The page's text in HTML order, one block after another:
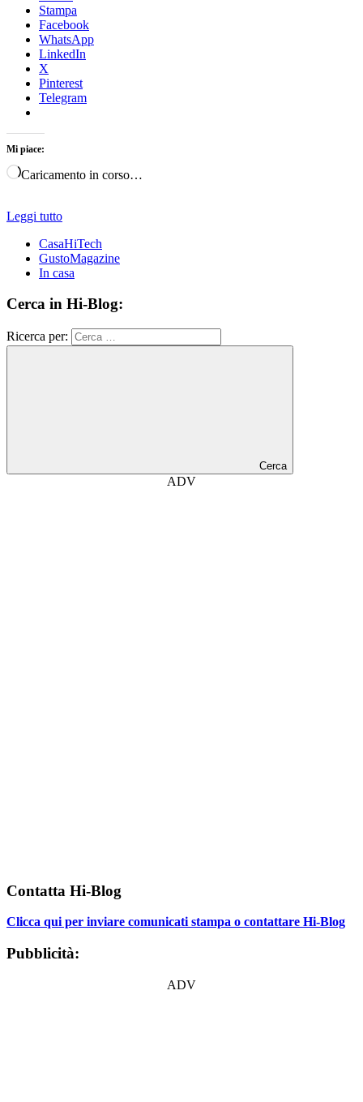
Stampa
Facebook
WhatsApp
LinkedIn
X
Pinterest
Telegram
Mi piace:
Caricamento in corso…
Leggi tutto
CasaHiTech
GustoMagazine
In casa
Cerca in Hi-Blog:
Ricerca per:
Cerca
ADV
Contatta Hi-Blog
Clicca qui per inviare comunicati stampa o contattare Hi-Blog
Pubblicità:
ADV